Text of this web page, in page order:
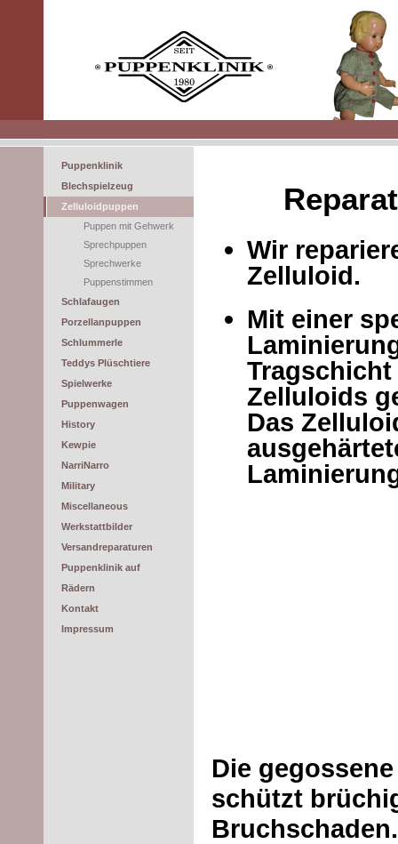
Puppenklinik
Blechspielzeug
Zelluloidpuppen
Puppen mit Gehwerk
Sprechpuppen
Sprechwerke
Puppenstimmen
Schlafaugen
Porzellanpuppen
Schlummerle
Teddys Plüschtiere
Spielwerke
Puppenwagen
History
Kewpie
NarriNarro
Military
Miscellaneous
Werkstattbilder
Versandreparaturen
Puppenklinik auf
Rädern
Kontakt
Impressum
Wir
Zelluloid.
Mit einer
Zelluloids
Das
Die
schützt
Bruchschaden.